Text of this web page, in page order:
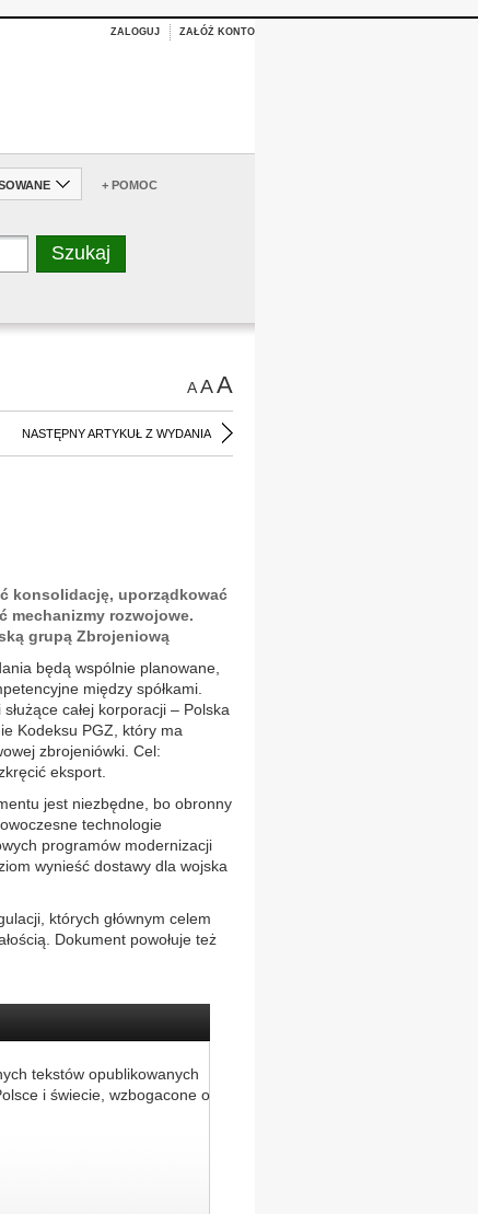
ZALOGUJ ZAŁÓŻ KONTO
+ POMOC
AAA
NASTĘPNY ARTYKUŁ Z WYDANIA
konsolidację, uporządkować
mechanizmy rozwojowe.
grupą Zbrojeniową
będą wspólnie planowane,
między spółkami.
całej korporacji – Polska
Kodeksu PGZ, który ma
zbrojeniówki. Cel:
eksport.
jest niezbędne, bo obronny
technologie
programów modernizacji
wynieść dostawy dla wojska
których głównym celem
Dokument powołuje też
tekstów opublikowanych
i świecie, wzbogacone o